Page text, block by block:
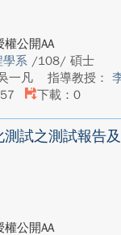
公開AA
學系 /108/ 碩士
一凡
指導教授：
下載：0
測試之測試報告
公開AA